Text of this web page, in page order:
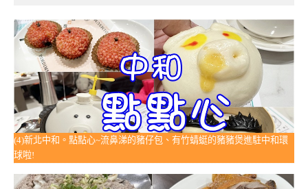
(4)新北中和。點點心~流鼻涕的豬仔包、有竹蜻蜓的豬豬煲進駐中和環
球啦!